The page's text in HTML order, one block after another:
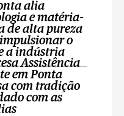
alia
e matéria-
de alta pureza
o
a indústria
Assistência
em Ponta
com tradição
com as